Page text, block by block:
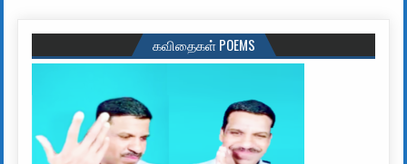
கவிதைகள் POEMS